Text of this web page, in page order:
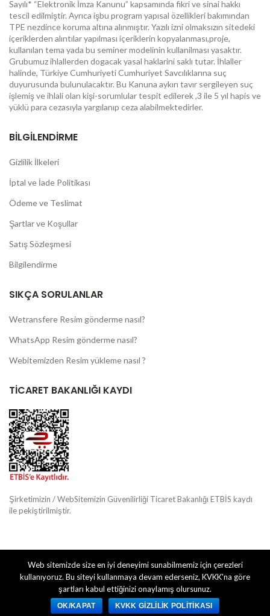
Sayılı* “Elektronik İmza Kanunu” kapsamında fikri ve sinai hakkı
tescil edilmiştir. Ayrıca işbu program yapısal özellikleri bakımından
TPE nezdince koruma altına alınmıştır. Yazılı izni olmaksızın sitedeki
içeriklerden alıntılar yapılması içeriklerin kopyalanması,proje,
kullanılan tema yada bu seminer modelinin kullanilması yasaktır.
Grubumuz ihlallerden dogacak yasal haklarini saklı tutar. İhlaller
halinde, Türkiye Cumhuriyeti Cumhuriyet Savcılıklarına suç
duyurusunda bulunulacaktır. Bu Kanuna aykırı tavır sergileyen suç
işlemiş ve ihlali olan kişi-sorumlular tespit edilerek ,3 ile 5 yıl hapis ve
yüklü para cezasıyla yargılanıp ceza alabilmektedirler.
BİLGİLENDİRME
Gizlilik İlkeleri
İptal ve İade Politikası
Ödeme ve Teslimat
Şartlar ve Koşullar
Satış Sözleşmesi
Bilgilendirme
SIKÇA SORULANLAR
Wetransfere Resim gönderme nasıl?
WhatsApp Resim gönderme nasıl?
Webitemizden Resim yükleme nasıl ?
TİCARET BAKANLIĞI KAYDI
Şirketimizin / WebSitemizin Güvenilirliği Ticaret Bakanlığı ETBİS kaydı
ile pekiştirilmiştir.
FOTOSENDEN 2020 CREATED BYEGE TASARIM MERKEZİ. PREMIUM E-
COMMERCE SOLUTIONS.
Web sitemizde size en iyi deneyimi sunabilmemiz için çerezleri
kullanıyoruz. Bu siteyi kullanmaya devam ederseniz, KVKK'na göre
şartları kabul ettiğinizi onaylamış olursunuz.
OK/KAPAT KVKK GIZLILIK POLITIKASI